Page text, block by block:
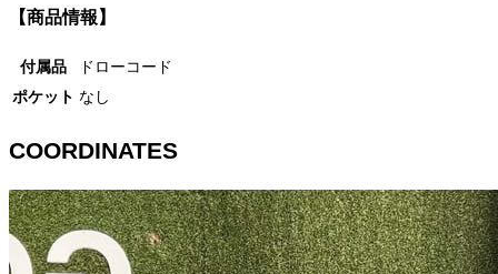
【商品情報】
付属品
ドローコード
ポケット なし
COORDINATES